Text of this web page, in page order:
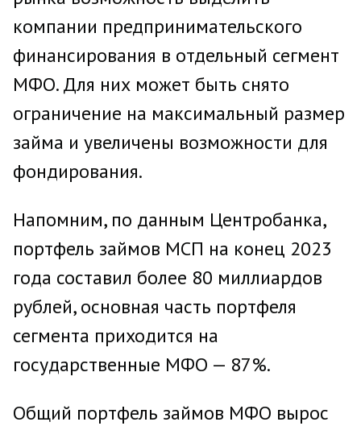
компании предпринимательского
финансирования в отдельный сегмент
МФО. Для них может быть снято
ограничение на максимальный размер
займа и увеличены возможности для
фондирования.
Напомним, по данным Центробанка,
портфель займов МСП на конец 2023
года составил более 80 миллиардов
рублей, основная часть портфеля
сегмента приходится на
государственные МФО — 87%.
Общий портфель займов МФО вырос